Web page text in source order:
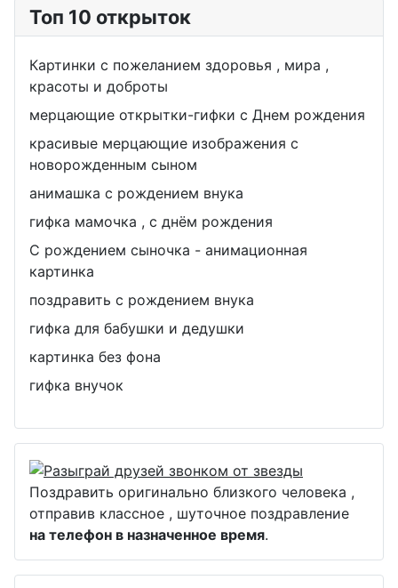
Топ 10 открыток
Картинки с пожеланием здоровья , мира ,
красоты и доброты
мерцающие открытки-гифки с Днем рождения
красивые мерцающие изображения с
новорожденным сыном
анимашка с рождением внука
гифка мамочка , с днём рождения
С рождением сыночка - анимационная
картинка
поздравить с рождением внука
гифка для бабушки и дедушки
картинка без фона
гифка внучок
Поздравить оригинально близкого человека ,
отправив классное , шуточное поздравление
на телефон в назначенное время.